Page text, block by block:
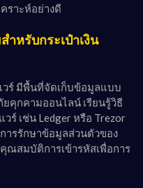
ราะห์อย่างดี
หรับกระเป๋าเงิน
วร์ มีพื้นที่จัดเก็บข้อมูลแบบ
คุกคามออนไลน์ เรียนรู้วิธี
ร์ เช่น Ledger หรือ Trezor
ารรักษาข้อมูลส่วนตัวของ
สมบัติการเข้ารหัสเพื่อการ